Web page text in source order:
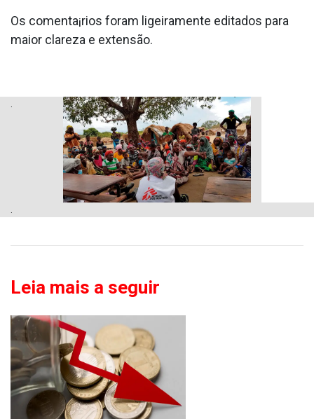
Os comenta¡rios foram ligeiramente editados para
maior clareza e extensão.
.
.
Leia mais a seguir